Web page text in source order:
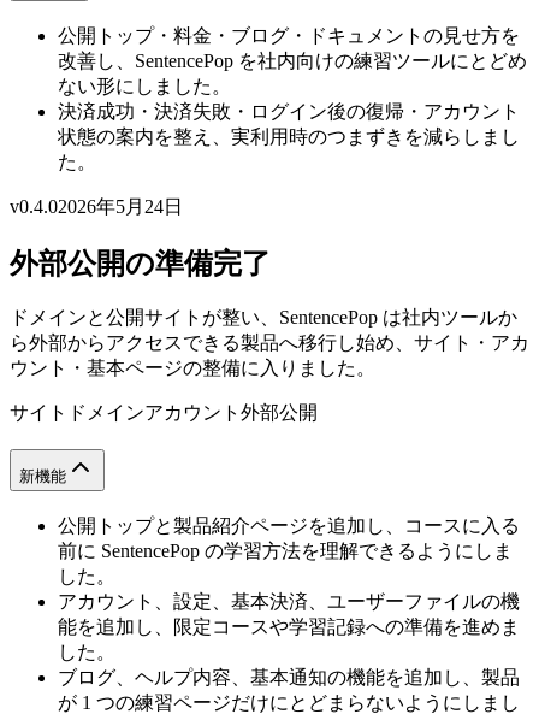
公開トップ・料金・ブログ・ドキュメントの見せ方を
改善し、SentencePop を社内向けの練習ツールにとどめ
ない形にしました。
決済成功・決済失敗・ログイン後の復帰・アカウント
状態の案内を整え、実利用時のつまずきを減らしまし
た。
v0.4.02026年5月24日
外部公開の準備完了
ドメインと公開サイトが整い、SentencePop は社内ツールか
ら外部からアクセスできる製品へ移行し始め、サイト・アカ
ウント・基本ページの整備に入りました。
サイト ドメインアカウント 外部公開
新機能
公開トップと製品紹介ページを追加し、コースに入る
前に SentencePop の学習方法を理解できるようにしま
した。
アカウント、設定、基本決済、ユーザーファイルの機
能を追加し、限定コースや学習記録への準備を進めま
した。
ブログ、ヘルプ内容、基本通知の機能を追加し、製品
が 1 つの練習ページだけにとどまらないようにしまし